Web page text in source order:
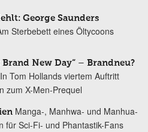
George Saunders
Sterbebett eines Öltycoons
New Day“ – Brandneu?
In Tom Hollands viertem Auftritt
zum X-Men-Prequel
Manga-, Manhwa- und Manhua-
für Sci-Fi- und Phantastik-Fans